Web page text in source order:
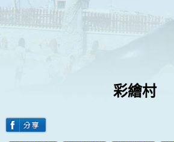
彩繪村